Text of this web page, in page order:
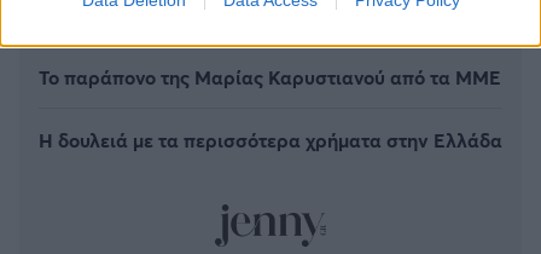
αεροδρομίου»
Το παράπονο της Μαρίας Καρυστιανού από τα ΜΜΕ
Η δουλειά με τα περισσότερα χρήματα στην Ελλάδα